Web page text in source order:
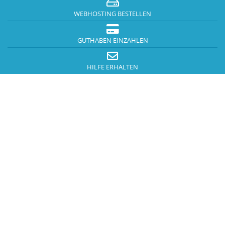
WEBHOSTING BESTELLEN
GUTHABEN EINZAHLEN
HILFE ERHALTEN